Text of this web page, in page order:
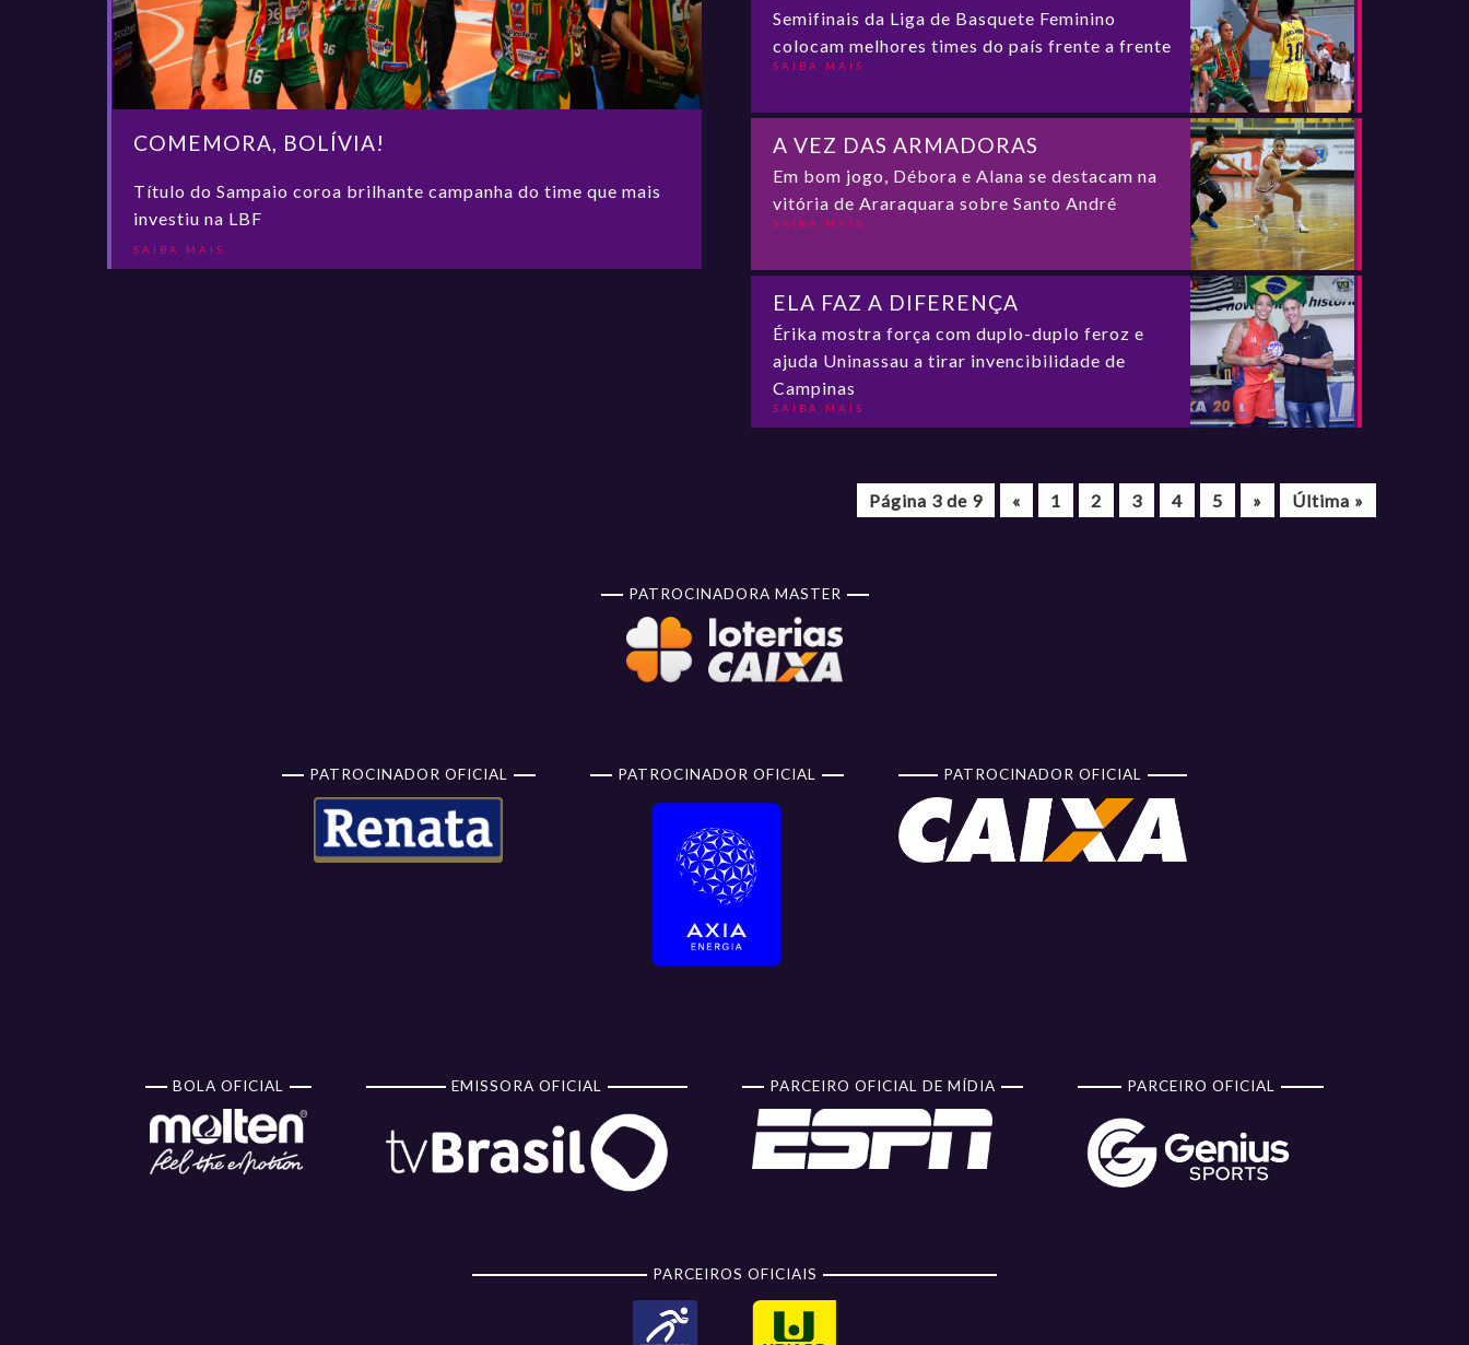
COMEMORA, BOLÍVIA!
Título do Sampaio coroa brilhante campanha do time que mais
investiu na LBF
SAIBA MAIS
Semifinais da Liga de Basquete Feminino
colocam melhores times do país frente a frente
SAIBA MAIS
A VEZ DAS ARMADORAS
Em bom jogo, Débora e Alana se destacam na
vitória de Araraquara sobre Santo André
SAIBA MAIS
ELA FAZ A DIFERENÇA
Érika mostra força com duplo-duplo feroz e
ajuda Uninassau a tirar invencibilidade de
Campinas
SAIBA MAIS
Página 3 de 9 « 1 2 3 4 5 » Última »
PATROCINADORA MASTER
PATROCINADOR OFICIAL PATROCINADOR OFICIAL PATROCINADOR OFICIAL
BOLA OFICIAL EMISSORA OFICIAL PARCEIRO OFICIAL DE MÍDIA PARCEIRO OFICIAL
PARCEIROS OFICIAIS